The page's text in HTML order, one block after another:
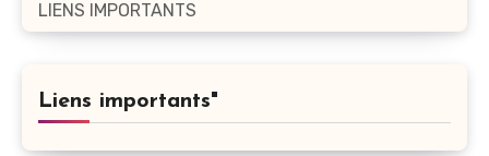
LIENS IMPORTANTS
Liens importants"